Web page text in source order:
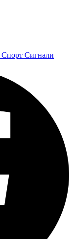
Спорт Сигнали